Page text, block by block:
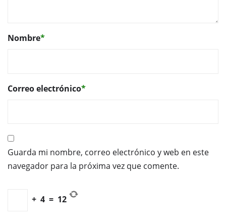
Nombre*
Correo electrónico*
Guarda mi nombre, correo electrónico y web en este
navegador para la próxima vez que comente.
+ 4 = 12